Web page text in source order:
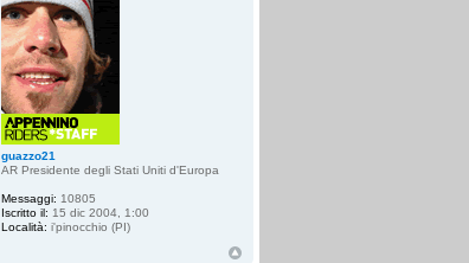
guazzo21
AR Presidente degli Stati Uniti d'Europa
Messaggi: 10805
Iscritto il: 15 dic 2004, 1:00
Località: i'pinocchio (PI)